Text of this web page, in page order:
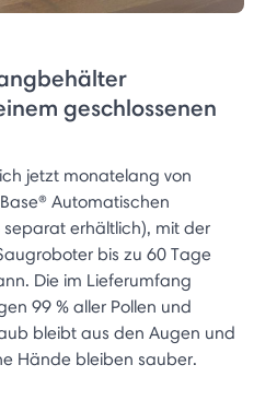
geschlossenen
jetzt monatelang von
Automatischen
erhältlich), mit der
bis zu 60 Tage
Die im Lieferumfang
99 % aller Pollen und
bleibt aus den Augen und
Hände bleiben sauber.